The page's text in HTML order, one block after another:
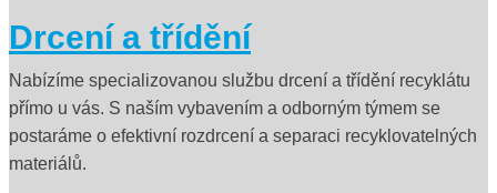
Drcení a třídění
Nabízíme specializovanou službu drcení a třídění recyklátu
přímo u vás. S naším vybavením a odborným týmem se
postaráme o efektivní rozdrcení a separaci recyklovatelných
materiálů.